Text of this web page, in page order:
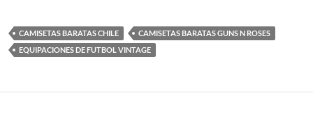
CAMISETAS BARATAS CHILE
CAMISETAS BARATAS GUNS N ROSES
EQUIPACIONES DE FUTBOL VINTAGE